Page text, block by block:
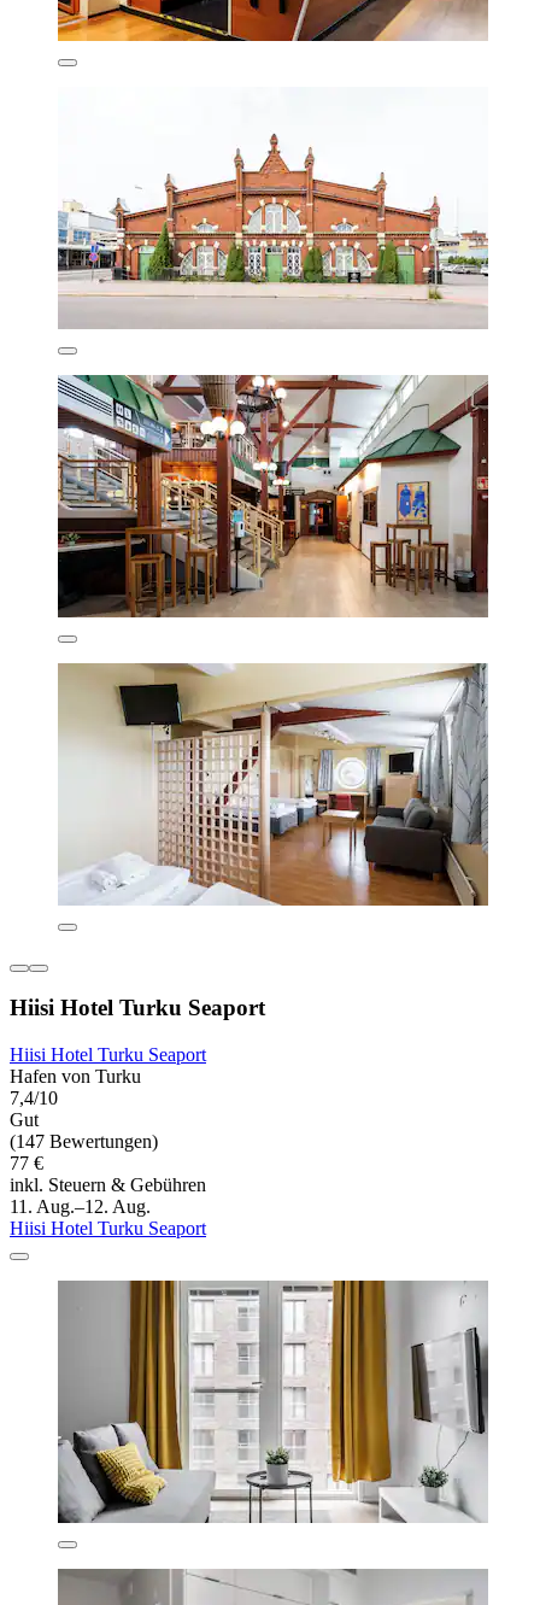
Hiisi Hotel Turku Seaport
Hiisi Hotel Turku Seaport
Hafen von Turku
7,4/10
Gut
(147 Bewertungen)
77 €
inkl. Steuern & Gebühren
11. Aug.–12. Aug.
Hiisi Hotel Turku Seaport